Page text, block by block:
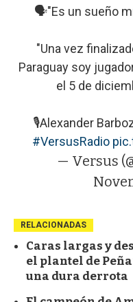
🗣️"Es un sueño
"Una vez
Paraguay soy
el 5 de
🎙️Alexander
#VersusRadio
— Versus
RELACIONADAS
Caras largas y
el plantel de
una dura derrota